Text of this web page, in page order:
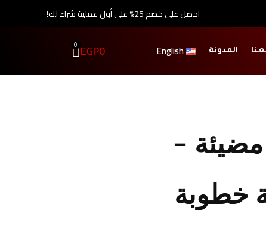
احصل على خصم 25% على أول عملية شراء لك!
المدونة English
EGP0
0
مضيئة –
خطوبة